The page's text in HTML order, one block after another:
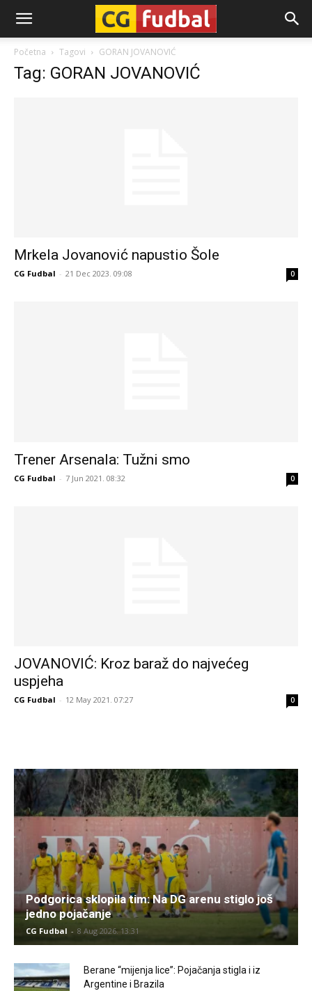
CG-
Fudbal
Početna Tagovi GORAN JOVANOVIĆ
Tag: GORAN JOVANOVIĆ
Mrkela Jovanović napustio Šole
CG Fudbal - 21 Dec 2023. 09:08 0
Trener Arsenala: Tužni smo
CG Fudbal - 7 Jun 2021. 08:32 0
JOVANOVIĆ: Kroz baraž do najvećeg
uspjeha
CG Fudbal - 12 May 2021. 07:27 0
Podgorica sklopila tim: Na DG arenu stiglo još
jedno pojačanje
CG Fudbal - 8 Aug 2026. 13:31
Berane “mijenja lice”: Pojačanja stigla i iz
Argentine i Brazila